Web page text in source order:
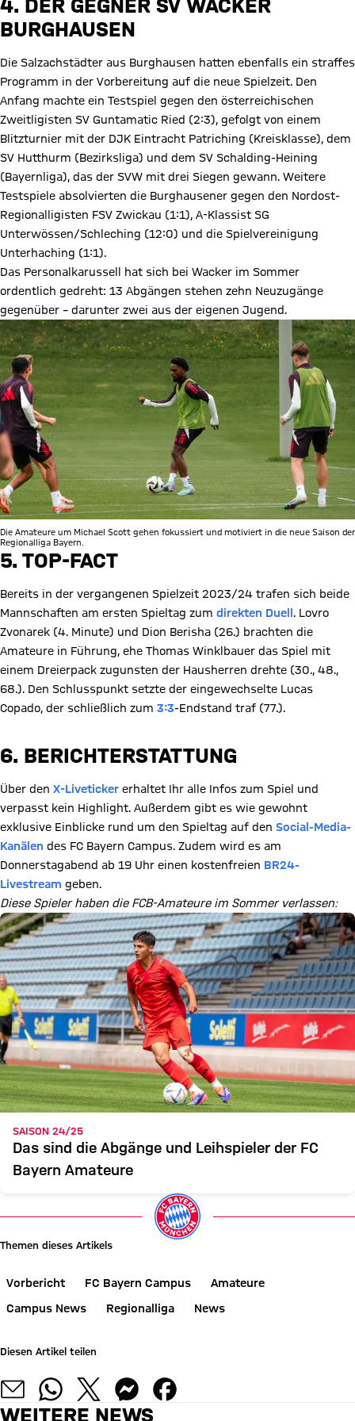
4. DER GEGNER SV WACKER
BURGHAUSEN
Die Salzachstädter aus Burghausen hatten ebenfalls ein straffes
Programm in der Vorbereitung auf die neue Spielzeit. Den
Anfang machte ein Testspiel gegen den österreichischen
Zweitligisten SV Guntamatic Ried (2:3), gefolgt von einem
Blitzturnier mit der DJK Eintracht Patriching (Kreisklasse), dem
SV Hutthurm (Bezirksliga) und dem SV Schalding-Heining
(Bayernliga), das der SVW mit drei Siegen gewann. Weitere
Testspiele absolvierten die Burghausener gegen den Nordost-
Regionalligisten FSV Zwickau (1:1), A-Klassist SG
Unterwössen/Schleching (12:0) und die Spielvereinigung
Unterhaching (1:1).
Das Personalkarussell hat sich bei Wacker im Sommer
ordentlich gedreht: 13 Abgängen stehen zehn Neuzugänge
gegenüber – darunter zwei aus der eigenen Jugend.
Die Amateure um Michael Scott gehen fokussiert und motiviert in die neue Saison der
Regionalliga Bayern.
5. TOP-FACT
Bereits in der vergangenen Spielzeit 2023/24 trafen sich beide
Mannschaften am ersten Spieltag zum direkten Duell . Lovro
Zvonarek (4. Minute) und Dion Berisha (26.) brachten die
Amateure in Führung, ehe Thomas Winklbauer das Spiel mit
einem Dreierpack zugunsten der Hausherren drehte (30., 48.,
68.). Den Schlusspunkt setzte der eingewechselte Lucas
Copado, der schließlich zum 3:3-Endstand traf (77.).
6. BERICHTERSTATTUNG
Über den X-Liveticker erhaltet Ihr alle Infos zum Spiel und
verpasst kein Highlight. Außerdem gibt es wie gewohnt
exklusive Einblicke rund um den Spieltag auf den Social-Media-
Kanälen des FC Bayern Campus. Zudem wird es am
Donnerstagabend ab 19 Uhr einen kostenfreien BR24-
Livestream geben.
Diese Spieler haben die FCB-Amateure im Sommer verlassen:
SAISON 24/25
Das sind die Abgänge und Leihspieler der FC
Bayern Amateure
Themen dieses Artikels
Vorbericht FC Bayern Campus
Amateure
Campus News
Regionalliga News
Diesen Artikel teilen
WEITERE NEWS